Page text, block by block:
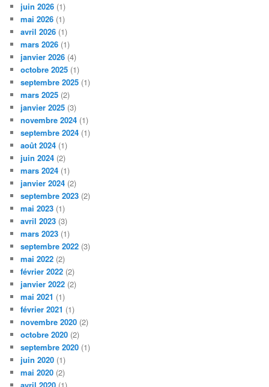
juin 2026 (1)
mai 2026 (1)
avril 2026 (1)
mars 2026 (1)
janvier 2026 (4)
octobre 2025 (1)
septembre 2025 (1)
mars 2025 (2)
janvier 2025 (3)
novembre 2024 (1)
septembre 2024 (1)
août 2024 (1)
juin 2024 (2)
mars 2024 (1)
janvier 2024 (2)
septembre 2023 (2)
mai 2023 (1)
avril 2023 (3)
mars 2023 (1)
septembre 2022 (3)
mai 2022 (2)
février 2022 (2)
janvier 2022 (2)
mai 2021 (1)
février 2021 (1)
novembre 2020 (2)
octobre 2020 (2)
septembre 2020 (1)
juin 2020 (1)
mai 2020 (2)